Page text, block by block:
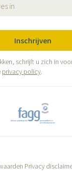
Inschrijven
schrijft u zich in
privacy policy.
Privacy